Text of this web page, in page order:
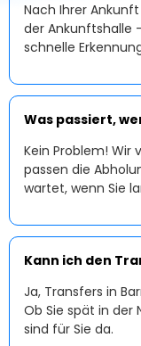
Nach Ihrer
der Ankunftshalle
schnelle
Was passiert,
Kein Problem! Wir
passen die
wartet, wenn Sie
Kann ich den
Ja, Transfers in
Ob Sie spät in der
sind für Sie da.